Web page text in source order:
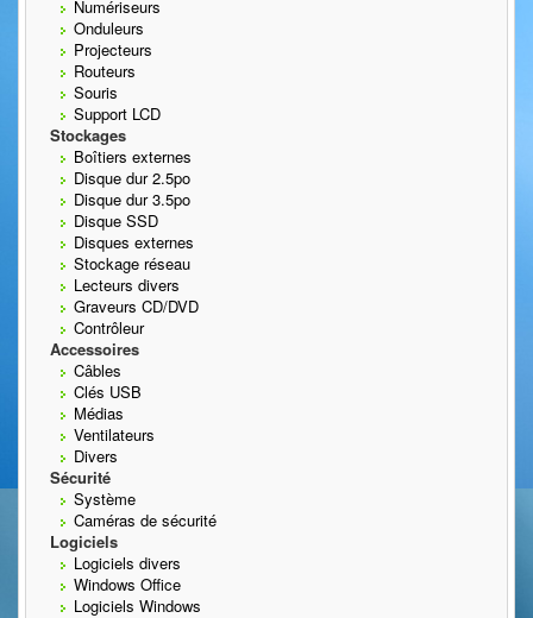
Numériseurs
Onduleurs
Projecteurs
Routeurs
Souris
Support LCD
Stockages
Boîtiers externes
Disque dur 2.5po
Disque dur 3.5po
Disque SSD
Disques externes
Stockage réseau
Lecteurs divers
Graveurs CD/DVD
Contrôleur
Accessoires
Câbles
Clés USB
Médias
Ventilateurs
Divers
Sécurité
Système
Caméras de sécurité
Logiciels
Logiciels divers
Windows Office
Logiciels Windows